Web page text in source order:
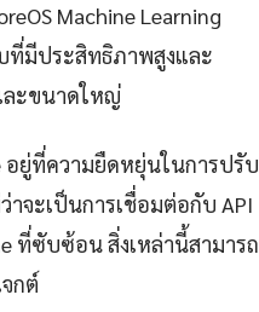
Machine Learning
ที่มีประสิทธิภาพสูงและ
ละขนาดใหญ่
อยู่ที่ความยืดหยุ่นในการปรับ
จะเป็นการเชื่อมต่อกับ API
ที่ซับซ้อน สิ่งเหล่านี้สามารถ
กต์